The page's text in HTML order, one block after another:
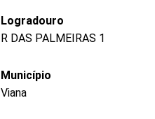
Logradouro
R DAS PALMEIRAS 1
Município
Viana